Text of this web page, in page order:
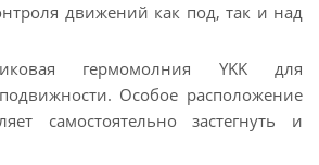
движений как под, так и над
гермомолния YKK для
Особое расположение
самостоятельно застегнуть и